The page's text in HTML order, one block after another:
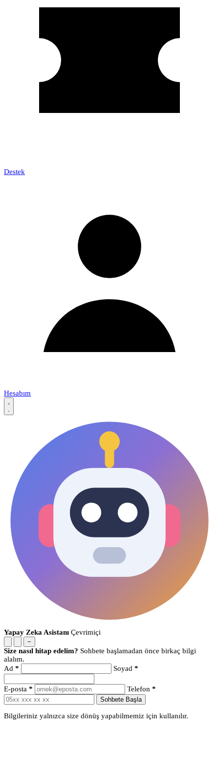
Destek
Hesabım
Yapay Zeka Asistanı Çevrimiçi
−
Size nasıl hitap edelim? Sohbete başlamadan önce birkaç bilgi
alalım.
Ad * Soyad *
E-posta * Telefon *
Sohbete Başla
Bilgileriniz yalnızca size dönüş yapabilmemiz için kullanılır.